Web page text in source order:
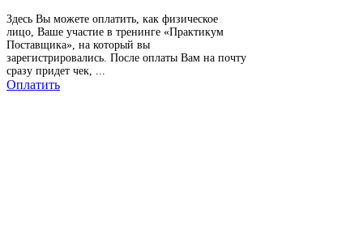
Здесь Вы можете оплатить, как физическое
лицо, Ваше участие в тренинге «Практикум
Поставщика», на который вы
зарегистрировались. После оплаты Вам на почту
сразу придет чек, ...
Оплатить